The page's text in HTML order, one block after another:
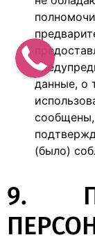
данные, о
сообщены,
(было)
9.